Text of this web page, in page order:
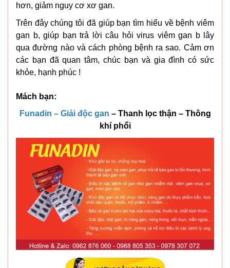
hơn, giảm nguy cơ xơ gan.
Trên đây chúng tôi đã giúp bạn tìm hiểu về bệnh viêm
gan b, giúp bạn trả lời câu hỏi virus viêm gan b lây
qua đường nào và cách phòng bệnh ra sao. Cảm ơn
các bạn đã quan tâm, chúc bạn và gia đình có sức
khỏe, hạnh phúc !
Mách bạn:
Funadin – Giải độc gan – Thanh lọc thận – Thông
khí phổi